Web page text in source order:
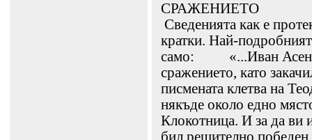
СРАЖЕНИЕТО
Сведенията как е
кратки. Най-
само: «...Иван Асен...
сражението, като
писмената клетва на
някъде около едно
Клокотница. И за да ви
бил решително победен